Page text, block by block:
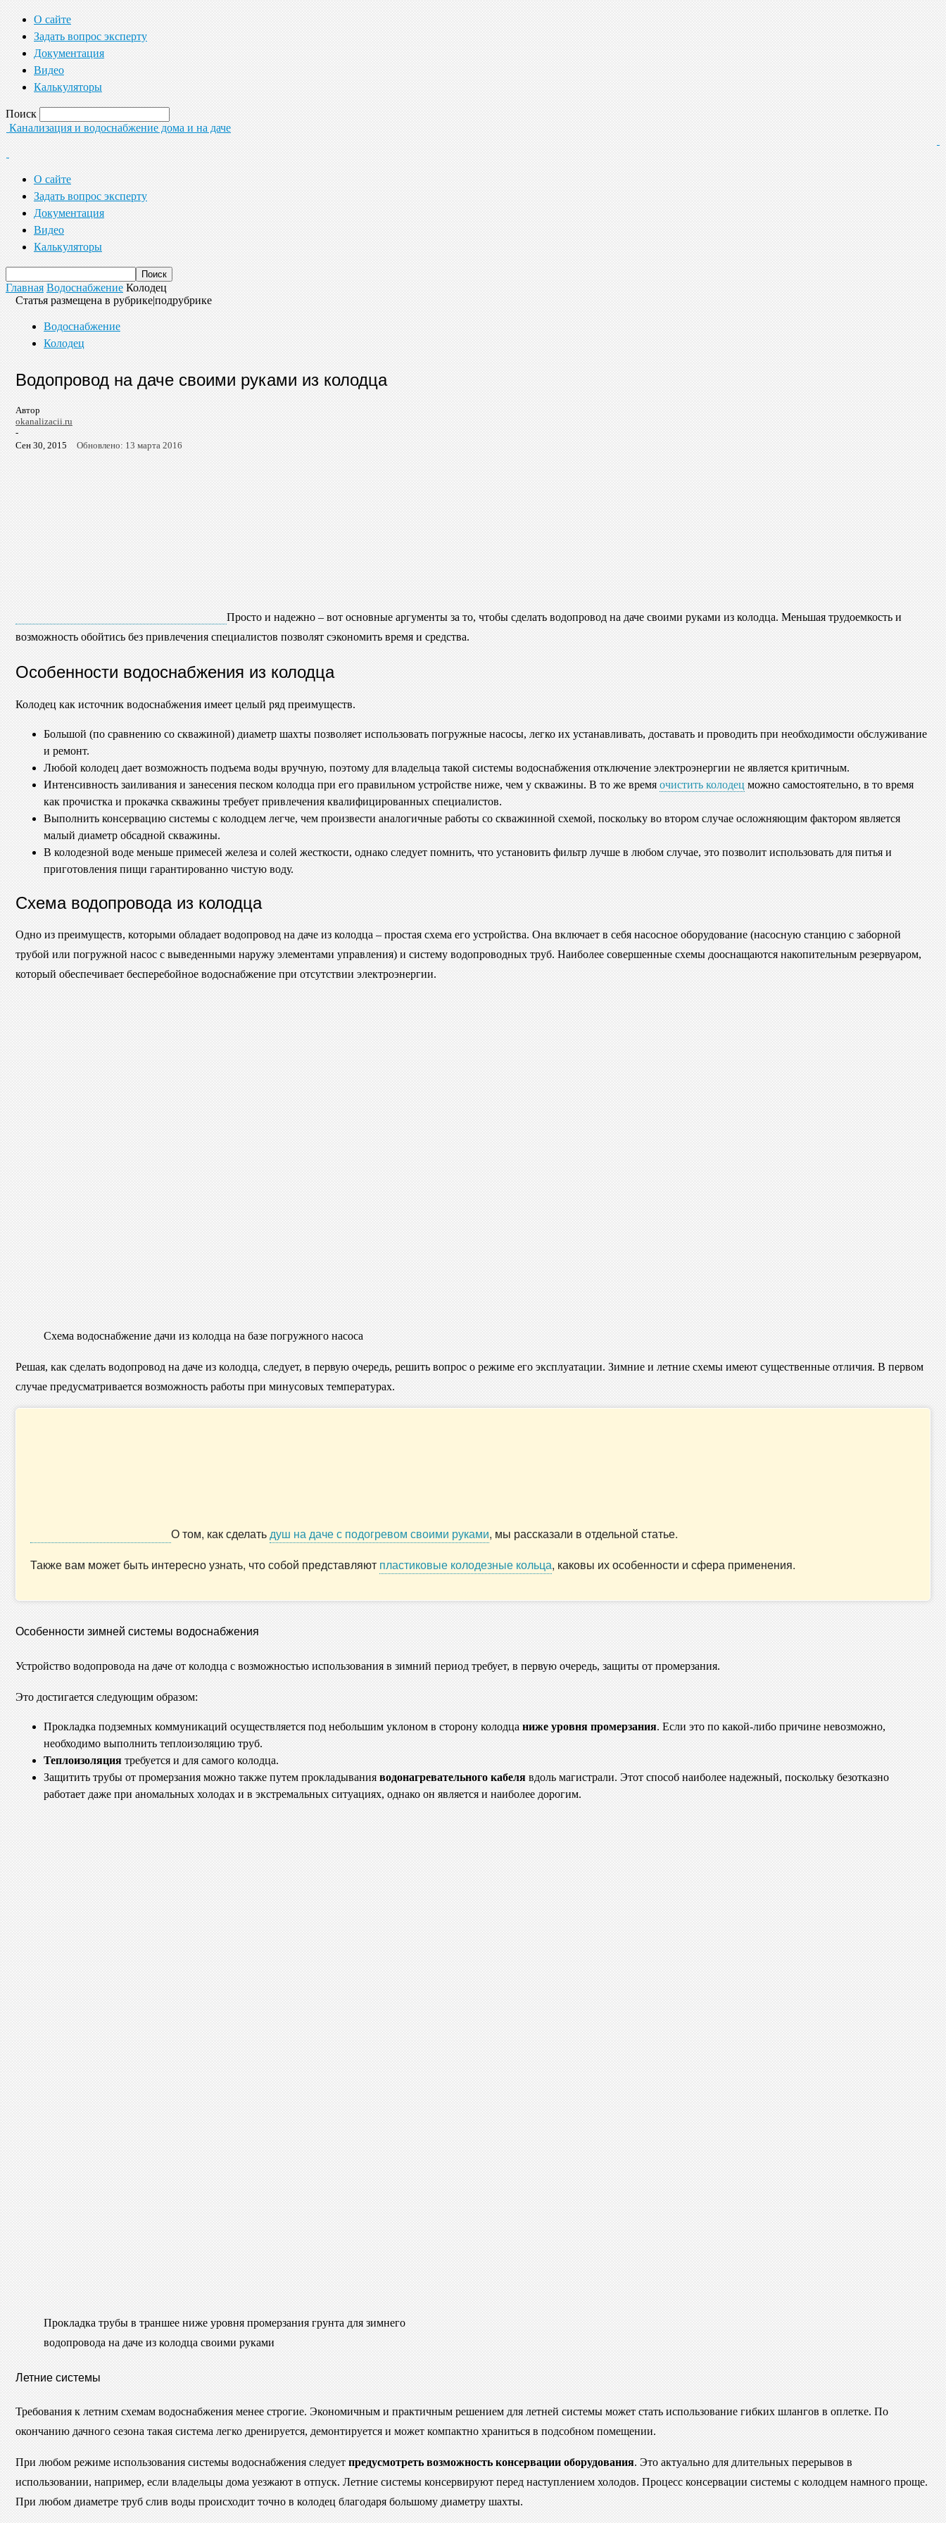
О сайте
Задать вопрос эксперту
Документация
Видео
Калькуляторы
Поиск
Канализация и водоснабжение дома и на даче
О сайте
Задать вопрос эксперту
Документация
Видео
Калькуляторы
Главная Водоснабжение Колодец
Статья размещена в рубрике|подрубрике
Водоснабжение
Колодец
Водопровод на даче своими руками из колодца
Автор
okanalizacii.ru
-
Сен 30, 2015
Обновлено: 13 марта 2016
Просто и надежно – вот основные аргументы за то, чтобы сделать водопровод на даче своими руками из колодца. Меньшая трудоемкость и
возможность обойтись без привлечения специалистов позволят сэкономить время и средства.
Особенности водоснабжения из колодца
Колодец как источник водоснабжения имеет целый ряд преимуществ.
Большой (по сравнению со скважиной) диаметр шахты позволяет использовать погружные насосы, легко их устанавливать, доставать и проводить при необходимости обслуживание
и ремонт.
Любой колодец дает возможность подъема воды вручную, поэтому для владельца такой системы водоснабжения отключение электроэнергии не является критичным.
Интенсивность заиливания и занесения песком колодца при его правильном устройстве ниже, чем у скважины. В то же время очистить колодец можно самостоятельно, в то время
как прочистка и прокачка скважины требует привлечения квалифицированных специалистов.
Выполнить консервацию системы с колодцем легче, чем произвести аналогичные работы со скважинной схемой, поскольку во втором случае осложняющим фактором является
малый диаметр обсадной скважины.
В колодезной воде меньше примесей железа и солей жесткости, однако следует помнить, что установить фильтр лучше в любом случае, это позволит использовать для питья и
приготовления пищи гарантированно чистую воду.
Схема водопровода из колодца
Одно из преимуществ, которыми обладает водопровод на даче из колодца – простая схема его устройства. Она включает в себя насосное оборудование (насосную станцию с заборной
трубой или погружной насос с выведенными наружу элементами управления) и систему водопроводных труб. Наиболее совершенные схемы дооснащаются накопительным резервуаром,
который обеспечивает бесперебойное водоснабжение при отсутствии электроэнергии.
Схема водоснабжение дачи из колодца на базе погружного насоса
Решая, как сделать водопровод на даче из колодца, следует, в первую очередь, решить вопрос о режиме его эксплуатации. Зимние и летние схемы имеют существенные отличия. В первом
случае предусматривается возможность работы при минусовых температурах.
О том, как сделатьдуш на даче с подогревом своими руками, мы рассказали в отдельной статье.
Также вам может быть интересно узнать, что собой представляют пластиковые колодезные кольца, каковы их особенности и сфера применения.
Особенности зимней системы водоснабжения
Устройство водопровода на даче от колодца с возможностью использования в зимний период требует, в первую очередь, защиты от промерзания.
Это достигается следующим образом:
Прокладка подземных коммуникаций осуществляется под небольшим уклоном в сторону колодца ниже уровня промерзания. Если это по какой-либо причине невозможно,
необходимо выполнить теплоизоляцию труб.
Теплоизоляция требуется и для самого колодца.
Защитить трубы от промерзания можно также путем прокладывания водонагревательного кабеля вдоль магистрали. Этот способ наиболее надежный, поскольку безотказно
работает даже при аномальных холодах и в экстремальных ситуациях, однако он является и наиболее дорогим.
Прокладка трубы в траншее ниже уровня промерзания грунта для зимнего
водопровода на даче из колодца своими руками
Летние системы
Требования к летним схемам водоснабжения менее строгие. Экономичным и практичным решением для летней системы может стать использование гибких шлангов в оплетке. По
окончанию дачного сезона такая система легко дренируется, демонтируется и может компактно храниться в подсобном помещении.
При любом режиме использования системы водоснабжения следует предусмотреть возможность консервации оборудования. Это актуально для длительных перерывов в
использовании, например, если владельцы дома уезжают в отпуск. Летние системы консервируют перед наступлением холодов. Процесс консервации системы с колодцем намного проще.
При любом диаметре труб слив воды происходит точно в колодец благодаря большому диаметру шахты.